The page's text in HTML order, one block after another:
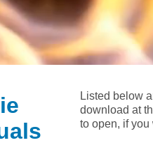
Listed below
download at
to open, if